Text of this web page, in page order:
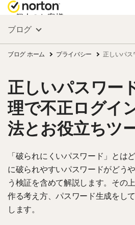
個人のお客様
スモールビジネス
リソース
サポート
無料体験
日本
サインイン
ブログ
ブログ ホーム プライバシー 正しいパス
正しいパスワー
理で不正ログイ
法とお役立ちツ
「破られにくいパスワード」とは
に破られやすいパスワードがどう
う検証を含めて解説します。その
作る考え方、パスワード生成をし
します。